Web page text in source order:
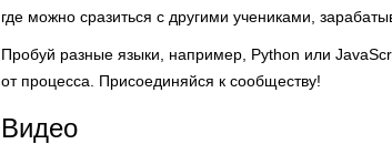
где можно сразиться с другими учениками,
Пробуй разные языки, например, Python или
от процесса. Присоединяйся к сообществу!
Видео